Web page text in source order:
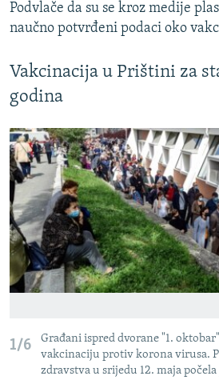
Podvlače da su se kroz medije
naučno potvrđeni podaci oko
Vakcinacija u Prištini za
godina
1/6
Građani ispred dvorane "1.
vakcinaciju protiv korona virusa.
zdravstva u srijedu 12. maja